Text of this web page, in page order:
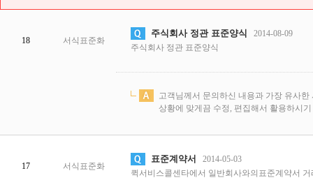
18 서식표준화
주식회사 정관 표준양식 2014-08-09
주식회사 정관 표준양식
고객님께서 문의하신 내용과 가장 유사
상황에 맞게끔 수정, 편집해서 활용하시
17 서식표준화
표준계약서 2014-05-03
퀵서비스콜센타에서 일반회사와의표준계약서